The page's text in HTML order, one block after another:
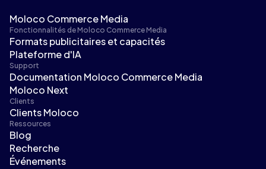
Moloco Commerce Media
Fonctionnalités de Moloco Commerce Media
Formats publicitaires et capacités
Plateforme d'IA
Support
Documentation Moloco Commerce Media
Moloco Next
Clients
Clients Moloco
Ressources
Blog
Recherche
Événements